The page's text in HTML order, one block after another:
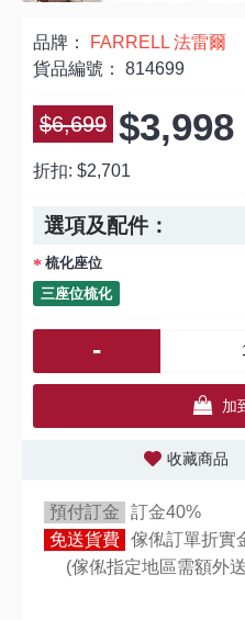
品牌：
FARRELL 法雷爾
貨品編號： 814699
$6,699 $3,998
折扣: $2,701
選項及配件：
梳化座位
三座位梳化
-
加
收藏商品
預付訂金
訂金40%
免送貨費 傢俬訂單折實
(傢俬指定地區需額外